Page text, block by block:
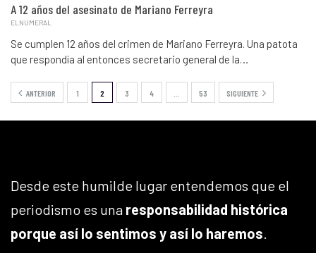
A 12 años del asesinato de Mariano Ferreyra
ELNUMERAL
Se cumplen 12 años del crimen de Mariano Ferreyra. Una patota
que respondía al entonces secretario general de la…
ANTERIOR 1 2 3 4 53 SIGUIENTE
Desde este humilde lugar entendemos que el
periodismo es una responsabilidad histórica
porque así lo sentimos y así lo haremos